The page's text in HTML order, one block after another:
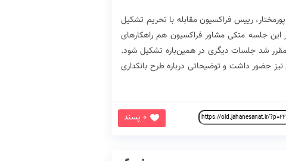
رییس فراکسیون مقابله با تحریم تشکیل
این جلسه متکی مشاور فراکسیون هم راهکارهای
مقرر شد جلسات دیگری در همین‌باره تشکیل شود.
حضور داشت و توضیحاتی درباره طرح بانکداری
0 پسند